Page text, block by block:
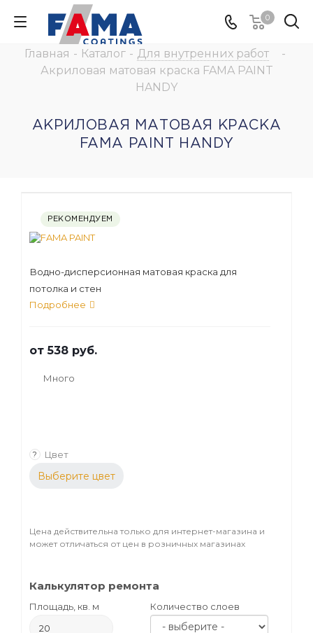
0
Главная - Каталог - Для внутренних работ
-
Акриловая матовая краска FAMA PAINT
HANDY
АКРИЛОВАЯ МАТОВАЯ КРАСКА
FAMA PAINT HANDY
РЕКОМЕНДУЕМ
Водно-дисперсионная матовая краска для
потолка и стен
Подробнее
от538 руб.
Много
? Цвет
Выберите цвет
Цена действительна только для интернет-магазина и
может отличаться от цен в розничных магазинах
Калькулятор ремонта
Площадь, кв. м Количество слоев